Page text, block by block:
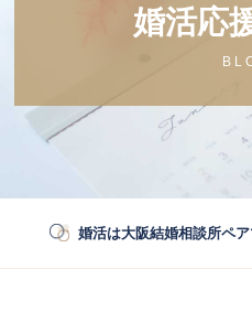
婚活応
婚活は大阪結婚相談所ペ